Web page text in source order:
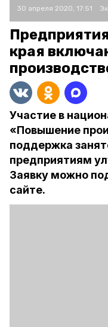
30 апреля 2020, 17:51
края
Участие в
«Повышение
поддержка
предприятиям
Заявку можно
сайте.